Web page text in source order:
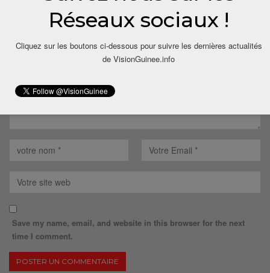
Votre adresse email ne sera pas publiée.
Save my name, email, and website in this browser for the next
time I comment.
Réseaux sociaux !
Cliquez sur les boutons ci-dessous pour suivre les dernières actualités
de VisionGuinee.info